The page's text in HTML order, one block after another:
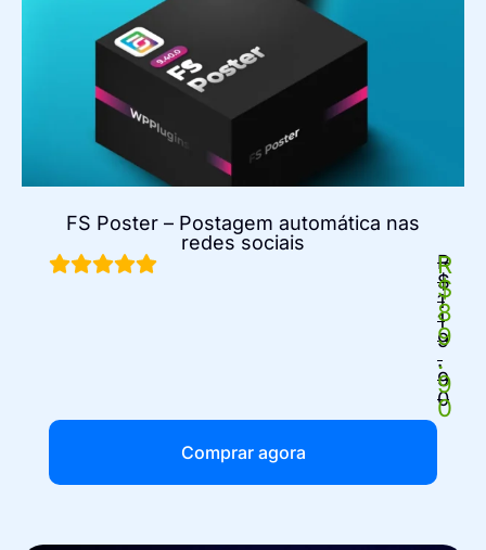
FS Poster – Postagem automática nas
redes sociais
R
$
1
1
9
.
9
0
R
$
8
9
.
9
0
Comprar agora